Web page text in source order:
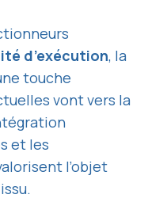
d’exécution, la
touche
vont vers la
et les
l’objet